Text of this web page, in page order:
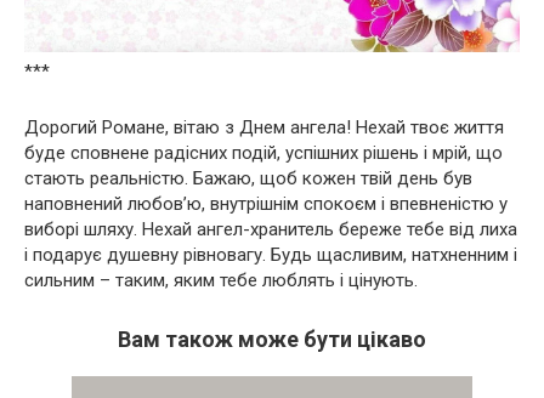
***
Дорогий Романе, вітаю з Днем ангела! Нехай твоє життя
буде сповнене радісних подій, успішних рішень і мрій, що
стають реальністю. Бажаю, щоб кожен твій день був
наповнений любов’ю, внутрішнім спокоєм і впевненістю у
виборі шляху. Нехай ангел-хранитель береже тебе від лиха
і подарує душевну рівновагу. Будь щасливим, натхненним і
сильним – таким, яким тебе люблять і цінують.
Вам також може бути цікаво